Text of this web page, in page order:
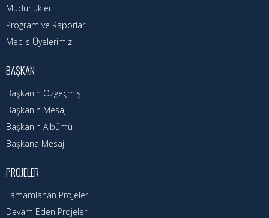
Müdürlükler
Program ve Raporlar
Meclis Üyelerimiz
BAŞKAN
Başkanın Özgeçmişi
Başkanın Mesajı
Başkanın Albümü
Başkana Mesaj
PROJELER
Tamamlanan Projeler
Devam Eden Projeler